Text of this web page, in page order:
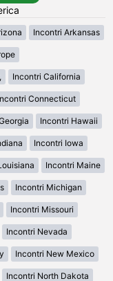
Incontri Arkansas
Incontri California
Connecticut
Incontri Hawaii
Incontri Iowa
Incontri Maine
Incontri Michigan
Incontri Missouri
Incontri Nevada
Incontri New Mexico
Incontri North Dakota